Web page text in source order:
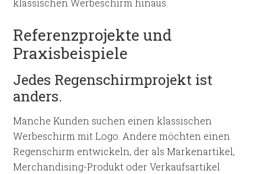
klassischen Werbeschirm hinaus.
Referenzprojekte und
Praxisbeispiele
Jedes Regenschirmprojekt ist
anders.
Manche Kunden suchen einen klassischen
Werbeschirm mit Logo. Andere möchten einen
Regenschirm entwickeln, der als Markenartikel,
Merchandising-Produkt oder Verkaufsartikel